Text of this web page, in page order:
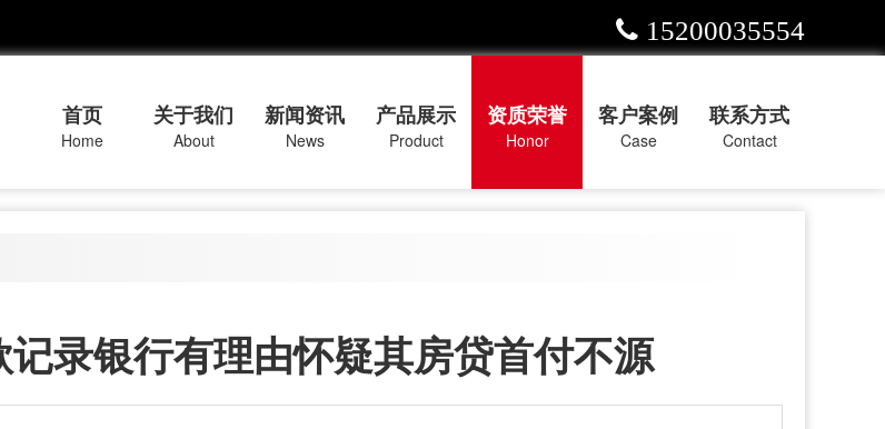
15200035554
首页
Home
关于我们
About
新闻资讯
News
产品展示
Product
资质荣誉
Honor
客户案例
Case
联系方式
Contact
录银行有理由怀疑其房贷首付不源